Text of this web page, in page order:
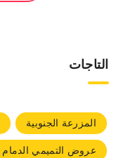
التاجات
المزرعة الجنوبية
عروض التميمي الدمام